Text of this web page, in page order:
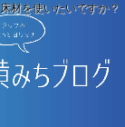
材を使いたいですか？